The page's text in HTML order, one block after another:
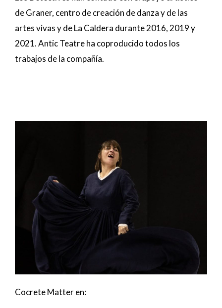
de Graner, centro de creación de danza y de las
artes vivas y de La Caldera durante 2016, 2019 y
2021. Antic Teatre ha coproducido todos los
trabajos de la compañía.
Cocrete Matter en: